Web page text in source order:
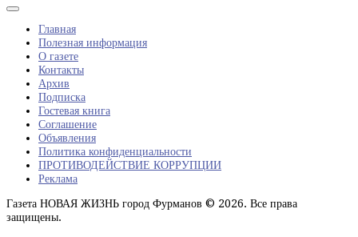
Главная
Полезная информация
О газете
Контакты
Архив
Подписка
Гостевая книга
Соглашение
Объявления
Политика конфиденциальности
ПРОТИВОДЕЙСТВИЕ КОРРУПЦИИ
Реклама
Газета НОВАЯ ЖИЗНЬ город Фурманов © 2026. Все права
защищены.